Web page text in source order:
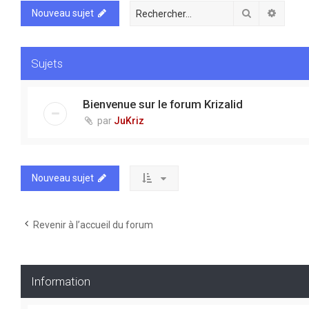
Nouveau sujet Rechercher
Sujets
Bienvenue sur le forum Krizalid
par JuKriz
Nouveau sujet
Revenir à l’accueil du forum
Information